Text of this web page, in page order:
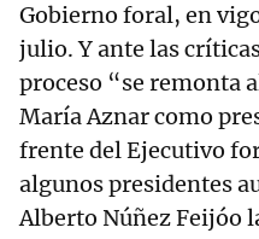
Gobierno foral, en
julio. Y ante las
proceso “se remonta
María Aznar como
frente del Ejecutivo
algunos presidentes
Alberto Núñez Feijóo